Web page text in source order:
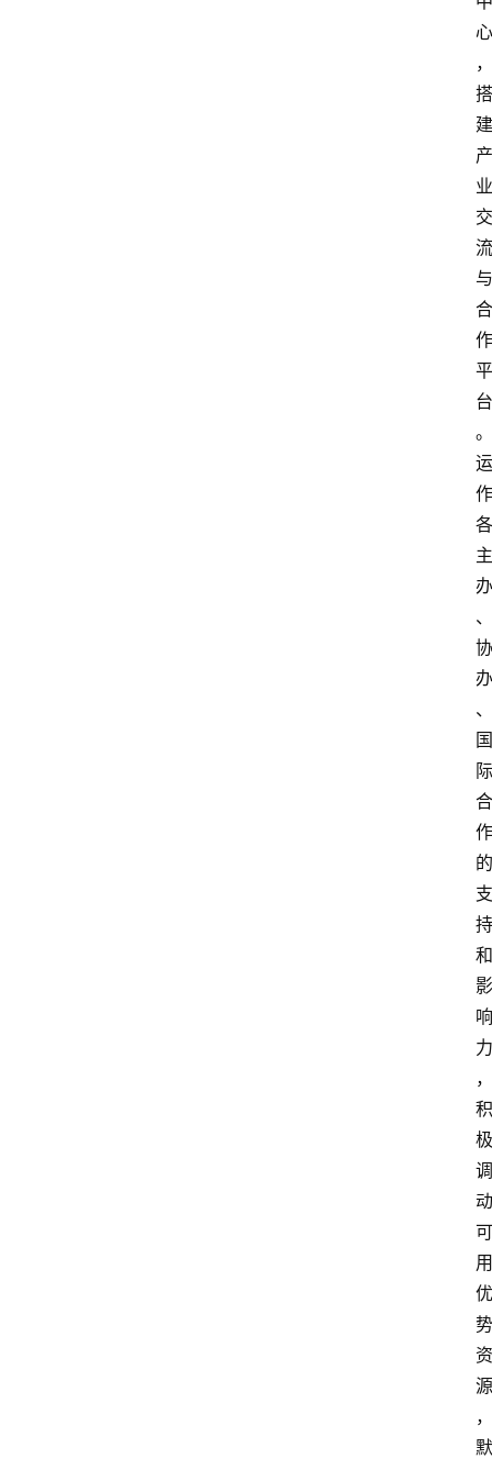
心
，
搭
建
产
业
交
流
与
合
作
平
台
。
运
作
各
主
办
、
协
办
、
国
际
合
作
的
支
持
和
影
响
力
，
积
极
调
动
可
用
优
势
资
源
，
默